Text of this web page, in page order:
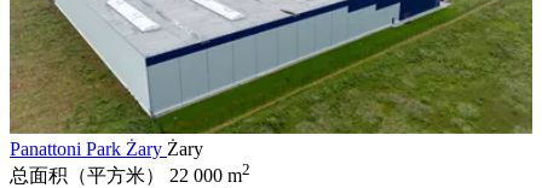
Panattoni Park Żary Żary
总面积（平方米）
22 000 m2